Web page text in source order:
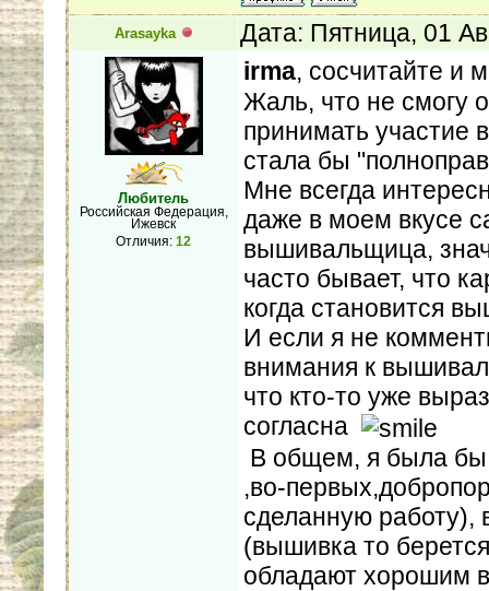
Arasayka Дата: Пятница, 01
Любитель
Российская Федерация,
Ижевск
Отличия: 12
irma, сосчитайте и
Жаль, что не смогу
принимать участие
стала бы
Мне всегда
даже в моем вкусе
вышивальщица,
часто бывает, что
когда становится
И если я не
внимания к
что кто-то уже
согласна
В общем, я была бы
,во-
сделанную работу),
(вышивка то
обладают хорошим